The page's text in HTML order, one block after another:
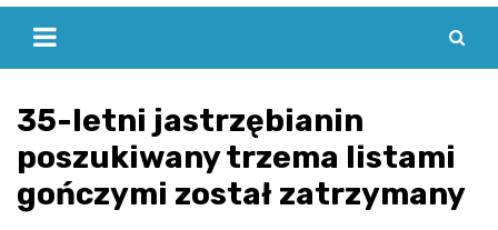
35-letni jastrzębianin
poszukiwany trzema listami
gończymi został zatrzymany